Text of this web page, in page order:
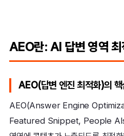
AEO란: AI 답변 영역
AEO(답변 엔진 최적화)의 핵
AEO(Answer Engine
Featured Snippet, People